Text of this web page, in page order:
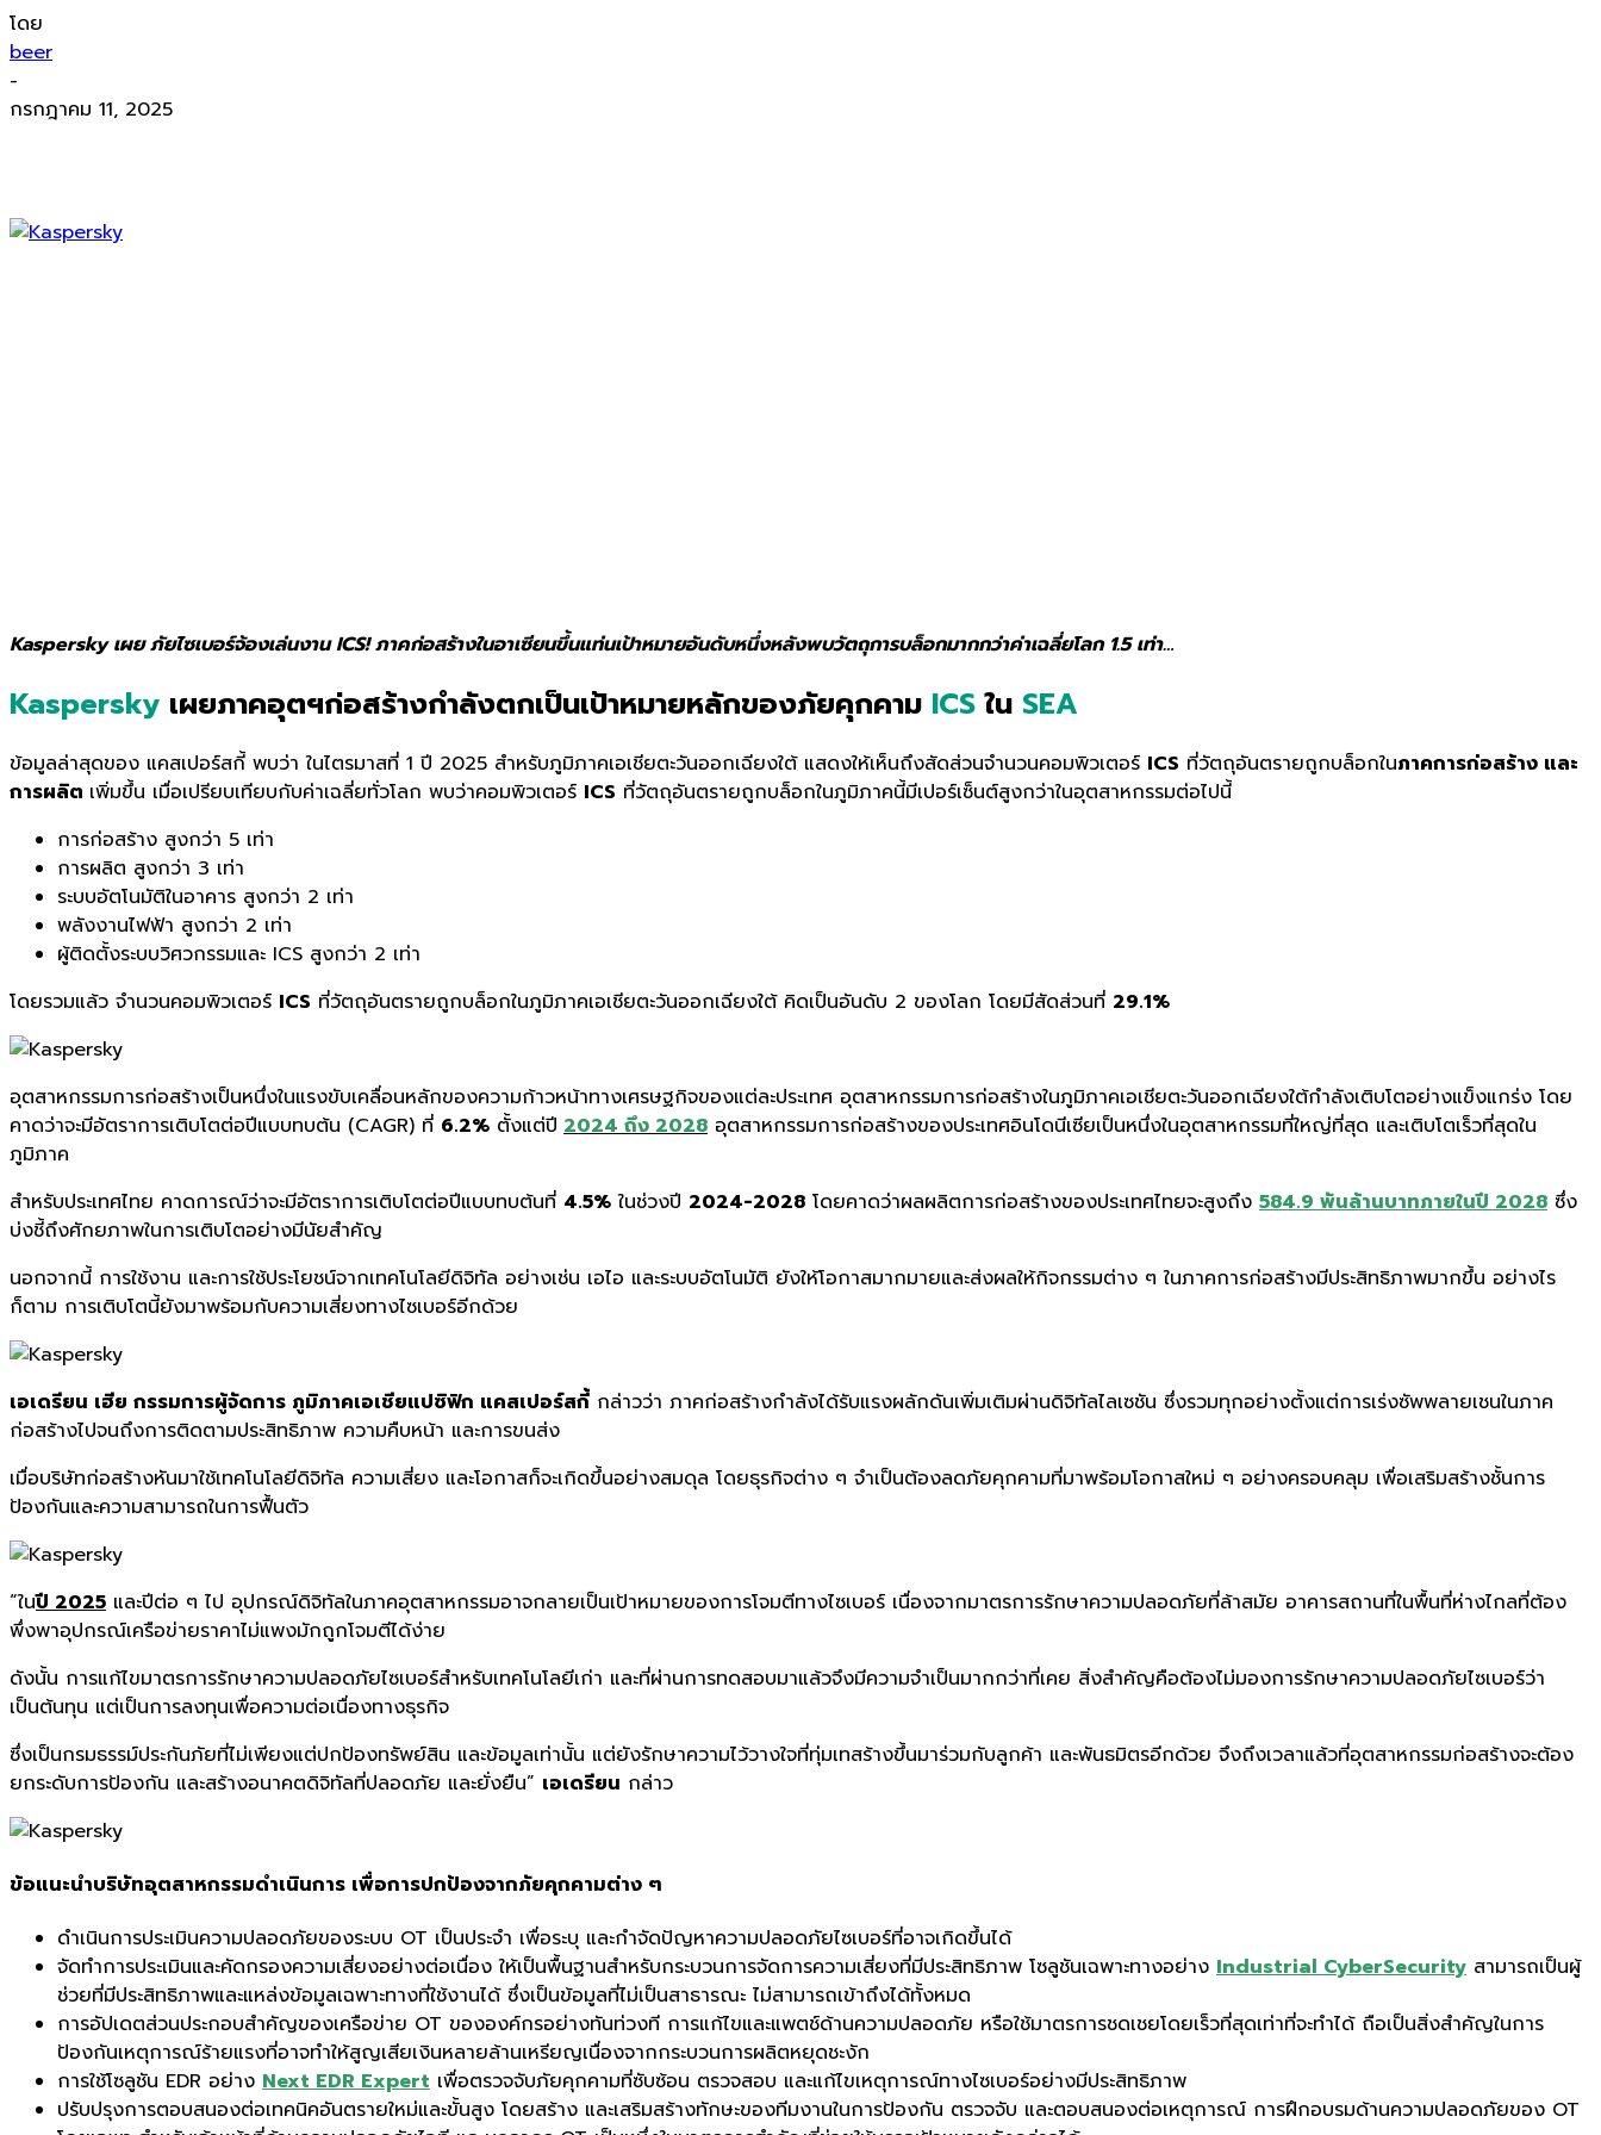
โดย
beer
-
กรกฎาคม 11, 2025
Kaspersky เผยภัยไซเบอร์จ้องเล่นงาน ICS! ภาคก่อสร้างในอาเซียนขึ้นแท่นเป้าหมายอันดับหนึ่งหลังพบวัตถุการบล็อกมากกว่าค่าเฉลี่ยโลก 1.5 เท่า…
Kaspersky เผยภาคอุตฯก่อสร้างกำลังตกเป็นเป้าหมายหลักของภัยคุกคาม ICSใน SEA
ข้อมูลล่าสุดของ แคสเปอร์สกี้ พบว่า ในไตรมาสที่ 1 ปี 2025 สำหรับภูมิภาคเอเชียตะวันออกเฉียงใต้ แสดงให้เห็นถึงสัดส่วนจำนวนคอมพิวเตอร์ ICS ที่วัตถุอันตรายถูกบล็อกในภาคการก่อสร้าง และ
การผลิต เพิ่มขึ้น เมื่อเปรียบเทียบกับค่าเฉลี่ยทั่วโลก พบว่าคอมพิวเตอร์ ICS ที่วัตถุอันตรายถูกบล็อกในภูมิภาคนี้มีเปอร์เซ็นต์สูงกว่าในอุตสาหกรรมต่อไปนี้
การก่อสร้าง สูงกว่า 5 เท่า
การผลิต สูงกว่า 3 เท่า
ระบบอัตโนมัติในอาคาร สูงกว่า 2 เท่า
พลังงานไฟฟ้า สูงกว่า 2 เท่า
ผู้ติดตั้งระบบวิศวกรรมและ ICS สูงกว่า 2 เท่า
โดยรวมแล้ว จำนวนคอมพิวเตอร์ ICS ที่วัตถุอันตรายถูกบล็อกในภูมิภาคเอเชียตะวันออกเฉียงใต้ คิดเป็นอันดับ 2 ของโลก โดยมีสัดส่วนที่ 29.1%
อุตสาหกรรมการก่อสร้างเป็นหนึ่งในแรงขับเคลื่อนหลักของความก้าวหน้าทางเศรษฐกิจของแต่ละประเทศ อุตสาหกรรมการก่อสร้างในภูมิภาคเอเชียตะวันออกเฉียงใต้กำลังเติบโตอย่างแข็งแกร่ง โดย
คาดว่าจะมีอัตราการเติบโตต่อปีแบบทบต้น (CAGR) ที่ 6.2% ตั้งแต่ปี 2024 ถึง 2028 อุตสาหกรรมการก่อสร้างของประเทศอินโดนีเซียเป็นหนึ่งในอุตสาหกรรมที่ใหญ่ที่สุด และเติบโตเร็วที่สุดใน
ภูมิภาค
สำหรับประเทศไทย คาดการณ์ว่าจะมีอัตราการเติบโตต่อปีแบบทบต้นที่ 4.5% ในช่วงปี 2024-2028 โดยคาดว่าผลผลิตการก่อสร้างของประเทศไทยจะสูงถึง 584.9 พันล้านบาทภายในปี 2028 ซึ่ง
บ่งชี้ถึงศักยภาพในการเติบโตอย่างมีนัยสำคัญ
นอกจากนี้ การใช้งาน และการใช้ประโยชน์จากเทคโนโลยีดิจิทัล อย่างเช่น เอไอ และระบบอัตโนมัติ ยังให้โอกาสมากมายและส่งผลให้กิจกรรมต่าง ๆ ในภาคการก่อสร้างมีประสิทธิภาพมากขึ้น อย่างไร
ก็ตาม การเติบโตนี้ยังมาพร้อมกับความเสี่ยงทางไซเบอร์อีกด้วย
เอเดรียน เฮีย กรรมการผู้จัดการ ภูมิภาคเอเชียแปซิฟิก แคสเปอร์สกี้ กล่าวว่า ภาคก่อสร้างกำลังได้รับแรงผลักดันเพิ่มเติมผ่านดิจิทัลไลเซชัน ซึ่งรวมทุกอย่างตั้งแต่การเร่งซัพพลายเชนในภาค
ก่อสร้างไปจนถึงการติดตามประสิทธิภาพ ความคืบหน้า และการขนส่ง
เมื่อบริษัทก่อสร้างหันมาใช้เทคโนโลยีดิจิทัล ความเสี่ยง และโอกาสก็จะเกิดขึ้นอย่างสมดุล โดยธุรกิจต่าง ๆ จำเป็นต้องลดภัยคุกคามที่มาพร้อมโอกาสใหม่ ๆ อย่างครอบคลุม เพื่อเสริมสร้างชั้นการ
ป้องกันและความสามารถในการฟื้นตัว
“ในปี 2025 และปีต่อ ๆ ไป อุปกรณ์ดิจิทัลในภาคอุตสาหกรรมอาจกลายเป็นเป้าหมายของการโจมตีทางไซเบอร์ เนื่องจากมาตรการรักษาความปลอดภัยที่ล้าสมัย อาคารสถานที่ในพื้นที่ห่างไกลที่ต้อง
พึ่งพาอุปกรณ์เครือข่ายราคาไม่แพงมักถูกโจมตีได้ง่าย
ดังนั้น การแก้ไขมาตรการรักษาความปลอดภัยไซเบอร์สำหรับเทคโนโลยีเก่า และที่ผ่านการทดสอบมาแล้วจึงมีความจำเป็นมากกว่าที่เคย สิ่งสำคัญคือต้องไม่มองการรักษาความปลอดภัยไซเบอร์ว่า
เป็นต้นทุน แต่เป็นการลงทุนเพื่อความต่อเนื่องทางธุรกิจ
ซึ่งเป็นกรมธรรม์ประกันภัยที่ไม่เพียงแต่ปกป้องทรัพย์สิน และข้อมูลเท่านั้น แต่ยังรักษาความไว้วางใจที่ทุ่มเทสร้างขึ้นมาร่วมกับลูกค้า และพันธมิตรอีกด้วย จึงถึงเวลาแล้วที่อุตสาหกรรมก่อสร้างจะต้อง
ยกระดับการป้องกัน และสร้างอนาคตดิจิทัลที่ปลอดภัย และยั่งยืน” เอเดรียน กล่าว
ข้อแนะนำบริษัทอุตสาหกรรมดำเนินการ เพื่อการปกป้องจากภัยคุกคามต่าง ๆ
ดำเนินการประเมินความปลอดภัยของระบบ OT เป็นประจำ เพื่อระบุ และกำจัดปัญหาความปลอดภัยไซเบอร์ที่อาจเกิดขึ้นได้
จัดทำการประเมินและคัดกรองความเสี่ยงอย่างต่อเนื่อง ให้เป็นพื้นฐานสำหรับกระบวนการจัดการความเสี่ยงที่มีประสิทธิภาพ โซลูชันเฉพาะทางอย่าง Industrial CyberSecurity สามารถเป็นผู้
ช่วยที่มีประสิทธิภาพและแหล่งข้อมูลเฉพาะทางที่ใช้งานได้ ซึ่งเป็นข้อมูลที่ไม่เป็นสาธารณะ ไม่สามารถเข้าถึงได้ทั้งหมด
การอัปเดตส่วนประกอบสำคัญของเครือข่าย OT ขององค์กรอย่างทันท่วงที การแก้ไขและแพตช์ด้านความปลอดภัย หรือใช้มาตรการชดเชยโดยเร็วที่สุดเท่าที่จะทำได้ ถือเป็นสิ่งสำคัญในการ
ป้องกันเหตุการณ์ร้ายแรงที่อาจทำให้สูญเสียเงินหลายล้านเหรียญเนื่องจากกระบวนการผลิตหยุดชะงัก
การใช้โซลูชัน EDR อย่าง Next EDR Expert เพื่อตรวจจับภัยคุกคามที่ซับซ้อน ตรวจสอบ และแก้ไขเหตุการณ์ทางไซเบอร์อย่างมีประสิทธิภาพ
ปรับปรุงการตอบสนองต่อเทคนิคอันตรายใหม่และขั้นสูง โดยสร้าง และเสริมสร้างทักษะของทีมงานในการป้องกัน ตรวจจับ และตอบสนองต่อเหตุการณ์ การฝึกอบรมด้านความปลอดภัยของ OT